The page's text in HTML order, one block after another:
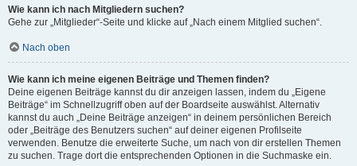
Wie kann ich nach Mitgliedern suchen?
Gehe zur „Mitglieder“-Seite und klicke auf „Nach einem Mitglied suchen“.
Nach oben
Wie kann ich meine eigenen Beiträge und Themen finden?
Deine eigenen Beiträge kannst du dir anzeigen lassen, indem du „Eigene
Beiträge“ im Schnellzugriff oben auf der Boardseite auswählst. Alternativ
kannst du auch „Deine Beiträge anzeigen“ in deinem persönlichen Bereich
oder „Beiträge des Benutzers suchen“ auf deiner eigenen Profilseite
verwenden. Benutze die erweiterte Suche, um nach von dir erstellen Themen
zu suchen. Trage dort die entsprechenden Optionen in die Suchmaske ein.